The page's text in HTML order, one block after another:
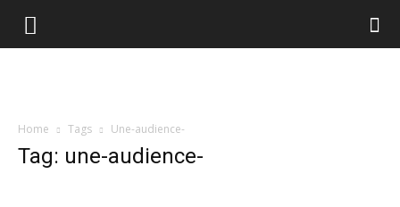
Home Tags Une-audience-
Tag: une-audience-